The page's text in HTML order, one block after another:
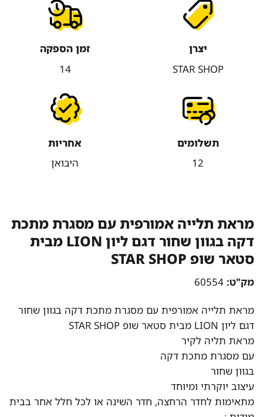
יצרן
STAR SHOP
זמן הספקה
14
תשלומים
12
אחריות
היבואן
מראת תלייה אמורפית עם מסגרת מתכת
דקה בגוון שחור דגם ליון LION מבית
סטאר שופ STAR SHOP
מק"ט:60554
מראת תלייה אמורפית עם מסגרת מתכת דקה בגוון שחור
דגם ליון LION מבית סטאר שופ STAR SHOP
מראת תליה לקיר
עם מסגרת מתכת דקה
בגוון שחור
עיצוב יוקרתי ומיוחד
מתאימות לחדר הרחצה, חדר השינה או לכל חלל אחר בבית